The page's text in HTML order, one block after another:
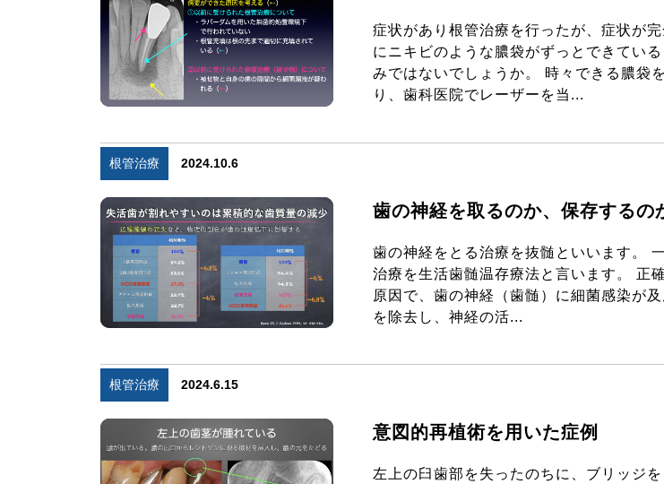
症状があり根管治療を行ったが、症状が
にニキビのような膿袋がずっとできてい
みではないでしょうか。 時々できる膿袋
り、歯科医院でレーザーを当...
根管治療 2024.10.6
歯の神経を取るのか、保存するの
歯の神経をとる治療を抜髄といいます。
治療を生活歯髄温存療法と言います。 正
原因で、歯の神経（歯髄）に細菌感染が
を除去し、神経の活...
根管治療 2024.6.15
意図的再植術を用いた症例
左上の臼歯部を失ったのちに、ブリッジを